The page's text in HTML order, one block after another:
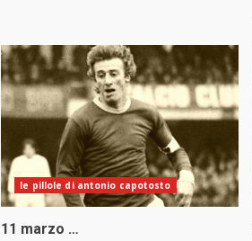
le pillole di antonio capotosto
11 marzo …